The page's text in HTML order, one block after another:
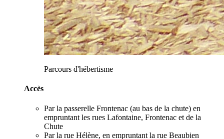
Parcours d'hébertisme
Accès
Par la passerelle Frontenac (au bas de la chute) en
empruntant les rues Lafontaine, Frontenac et de la
Chute
Par la rue Hélène, en empruntant la rue Beaubien